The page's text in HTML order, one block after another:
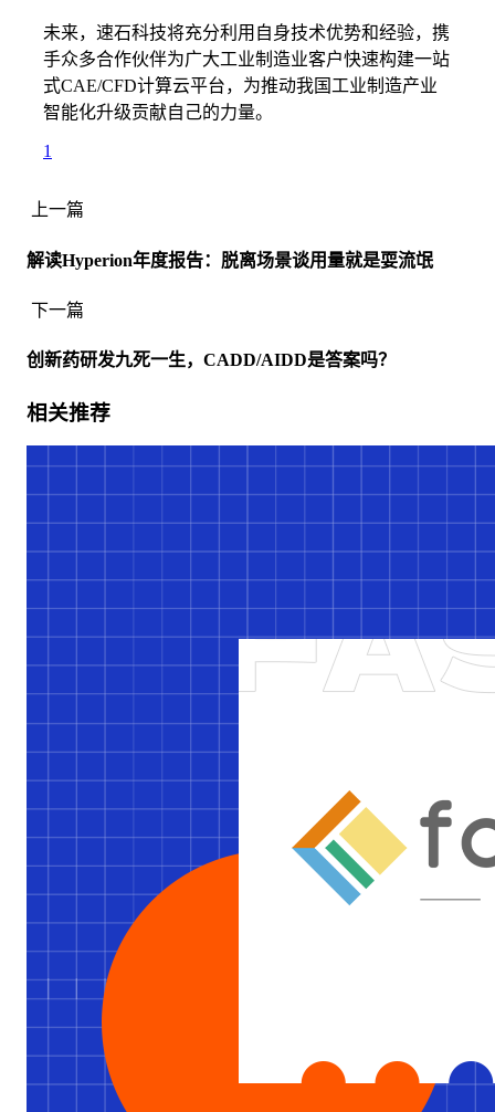
未来，速石科技将充分利用自身技术优势和经验，携
手众多合作伙伴为广大工业制造业客户快速构建一站
式CAE/CFD计算云平台，为推动我国工业制造产业
智能化升级贡献自己的力量。
1
上一篇
解读Hyperion年度报告：脱离场景谈用量就是耍流氓
下一篇
创新药研发九死一生，CADD/AIDD是答案吗？
相关推荐